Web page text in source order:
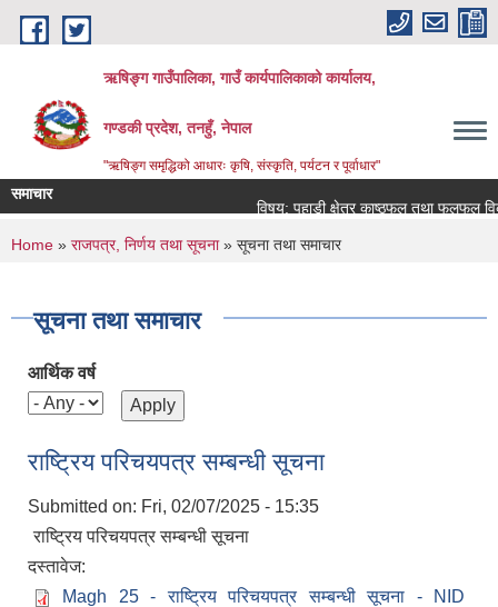
Skip to main content
ऋषिङ्ग गाउँपालिका, गाउँ कार्यपालिकाको कार्यालय,
गण्डकी प्रदेश, तनहुँ, नेपाल
"ऋषिङ्ग समृद्धिको आधारः कृषि, संस्कृति, पर्यटन र पूर्वाधार"
समाचार
विषय: पहाडी क्षेत्र काष्ठफल तथा फलफूल
You are here
Home » राजपत्र, निर्णय तथा सूचना» सूचना तथा समाचार
सूचना तथा समाचार
आर्थिक वर्ष
राष्ट्रिय परिचयपत्र सम्बन्धी सूचना
Submitted on: Fri, 02/07/2025 - 15:35
राष्ट्रिय परिचयपत्र सम्बन्धी सूचना
दस्तावेज:
Magh 25 - राष्ट्रिय परिचयपत्र सम्बन्धी सूचना - NID